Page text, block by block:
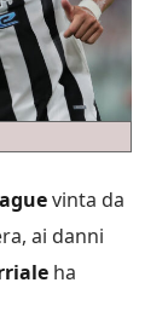
vinta da
ai danni
ha